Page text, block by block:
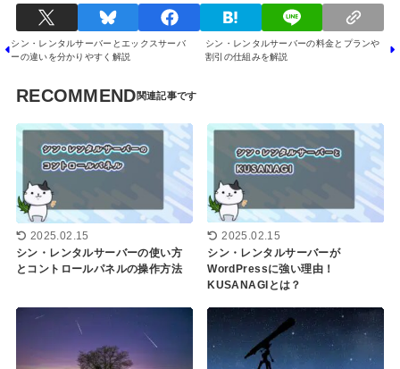
シン・レンタルサーバーの料金とプランや
割引の仕組みを解説
シン・レンタルサーバーとエックスサーバ
ーの違いを分かりやすく解説
RECOMMEND
2025.02.15
シン・レンタルサーバーの使い方
とコントロールパネルの操作方法
2025.02.15
シン・レンタルサーバーが
WordPressに強い理由！
KUSANAGIとは？